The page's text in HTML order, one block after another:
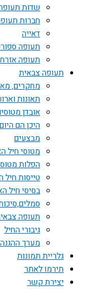
שדות תעופה
חברות תעופה
דאייה
תעופה
תעופה אזרחית
תעופה צבאית
מחקרים,
תאונות וארועי
אובדן מטוסים
היכן הם היום
מבצעים
מטוסי חיל האויר
הפלות מטוסי
טייסות חיל האויר
בסיסי חיל האויר
סמלים,סיכות,
תעופה צבאית
גיבורי החיל
מערך ההגנה
גלריית תמונות
תירמו לאתר
יצירת קשר